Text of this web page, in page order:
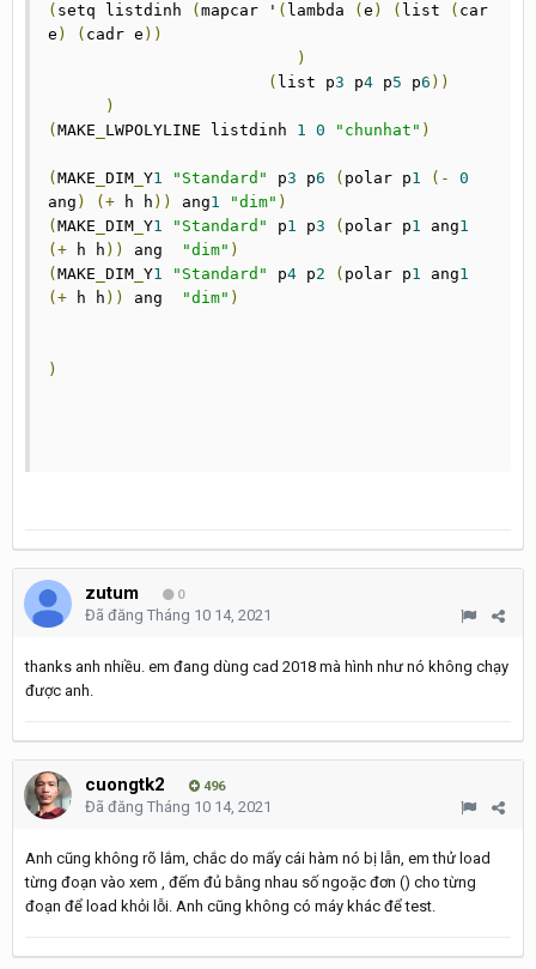
( setq listdinh ( mapcar ' ( lambda ( e ) ( list ( car
e ) ( cadr e ))
)
( list p3 p4 p5 p6 ))
)
( MAKE LWPOLYLINE listdinh 1 0 "chunhat" )
( MAKE DIM Y1 "Standard" p3 p6 ( polar p1 (-
0
ang ) (+ h h )) ang1 "dim" )
( MAKE DIM Y1 "Standard" p1 p3 ( polar p1 ang1
(+ h h )) ang "dim" )
( MAKE DIM Y1 "Standard" p4 p2 ( polar p1 ang1
(+ h h )) ang "dim" )
)
zutum 0
Đã đăng Tháng 10 14, 2021
thanks anh nhiều. em đang dùng cad 2018 mà hình như nó không chạy
được anh.
cuongtk2 496
Đã đăng Tháng 10 14, 2021
Anh cũng không rõ lắm, chắc do mấy cái hàm nó bị lẫn, em thử load
từng đoạn vào xem , đếm đủ bằng nhau số ngoặc đơn () cho từng
đoạn để load khỏi lỗi. Anh cũng không có máy khác để test.